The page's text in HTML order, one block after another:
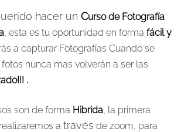
hacer un Curso de Fotografía
, esta es tu oportunidad en forma fácil y
a capturar Fotografías Cuando se
nunca mas volverán a ser las
.
son de forma Hibrida, la primera
a través de zoom, para